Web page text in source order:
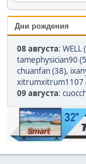
Дни рождения
08 августа: WELL
tamephysician90
chuanfan (38),
xitrumxitrum1107
09 августа: